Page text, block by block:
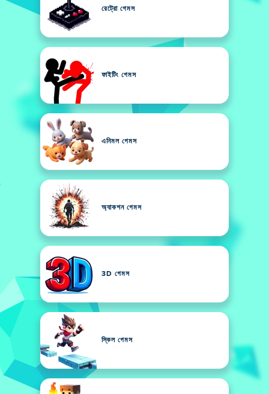
রেট্রো গেমস
ফাইটিং গেমস
এনিমল গেমস
অ্যাকশন গেমস
3D গেমস
স্কিল গেমস